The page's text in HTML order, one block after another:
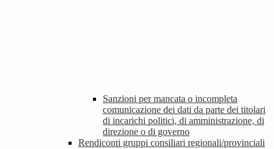
Sanzioni per mancata o incompleta
comunicazione dei dati da parte dei titolari
di incarichi politici, di amministrazione, di
direzione o di governo
Rendiconti gruppi consiliari regionali/provinciali